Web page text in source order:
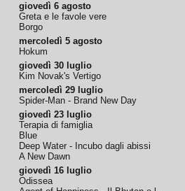
giovedì 6 agosto
Greta e le favole vere
Borgo
mercoledì 5 agosto
Hokum
giovedì 30 luglio
Kim Novak's Vertigo
mercoledì 29 luglio
Spider-Man - Brand New Day
giovedì 23 luglio
Terapia di famiglia
Blue
Deep Water - Incubo dagli abissi
A New Dawn
giovedì 16 luglio
Odissea